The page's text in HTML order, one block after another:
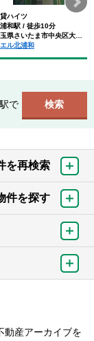
ハイツ
和駅 / 徒歩10分
埼玉県さいたま市中央区大戸４丁目
エル北浦和
で
を再検索
件を探す
動産アーカイブを